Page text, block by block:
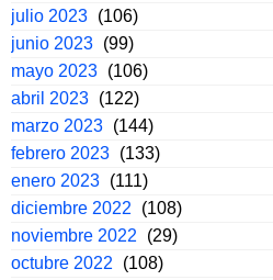
julio 2023 (106)
junio 2023 (99)
mayo 2023 (106)
abril 2023 (122)
marzo 2023 (144)
febrero 2023 (133)
enero 2023 (111)
diciembre 2022
(108)
noviembre 2022
(29)
octubre 2022
(108)